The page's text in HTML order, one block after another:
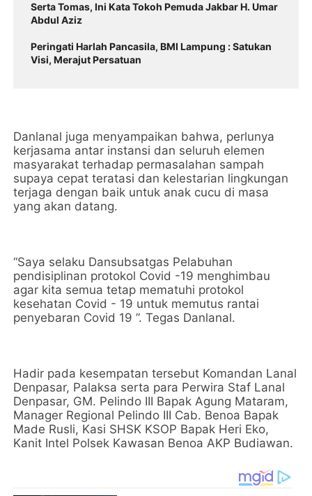
Serta Tomas, Ini Kata Tokoh Pemuda Jakbar H. Umar
Abdul Aziz
Peringati Harlah Pancasila, BMI Lampung : Satukan
Visi, Merajut Persatuan
Danlanal juga menyampaikan bahwa, perlunya
kerjasama antar instansi dan seluruh elemen
masyarakat terhadap permasalahan sampah
supaya cepat teratasi dan kelestarian lingkungan
terjaga dengan baik untuk anak cucu di masa
yang akan datang.
“Saya selaku Dansubsatgas Pelabuhan
pendisiplinan protokol Covid -19 menghimbau
agar kita semua tetap mematuhi protokol
kesehatan Covid - 19 untuk memutus rantai
penyebaran Covid 19 ”. Tegas Danlanal.
Hadir pada kesempatan tersebut Komandan Lanal
Denpasar, Palaksa serta para Perwira Staf Lanal
Denpasar, GM. Pelindo III Bapak Agung Mataram,
Manager Regional Pelindo III Cab. Benoa Bapak
Made Rusli, Kasi SHSK KSOP Bapak Heri Eko,
Kanit Intel Polsek Kawasan Benoa AKP Budiawan.